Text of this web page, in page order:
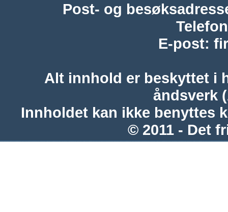
Post- og
Telefon
E-post:
Alt innhold er beskyttet i
åndsverk
Innholdet kan ikke benyttes
© 2011 - Det